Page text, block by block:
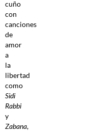
cuño
con
canciones
de
amor
a
la
libertad
como
Sidi
Rabbi
y
Zabana,